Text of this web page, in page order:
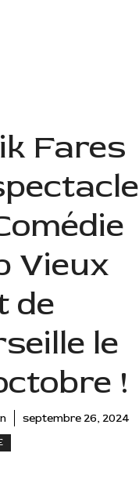
Fares
Vieux
de
le
!
septembre 26, 2024